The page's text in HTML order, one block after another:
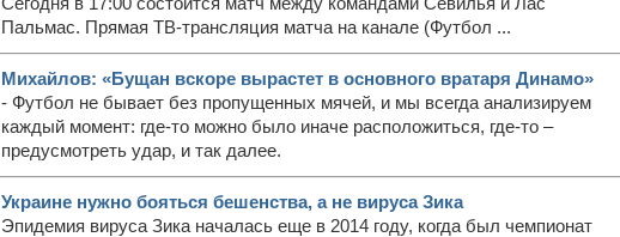
Сегодня в 17:00 состоится матч между командами Севилья и Лас
Пальмас. Прямая ТВ-трансляция матча на канале (Футбол ...
Михайлов: «Бущан вскоре вырастет в основного вратаря Динамо»
- Футбол не бывает без пропущенных мячей, и мы всегда анализируем
каждый момент: где-то можно было иначе расположиться, где-то –
предусмотреть удар, и так далее.
Украине нужно бояться бешенства, а не вируса Зика
Эпидемия вируса Зика началась еще в 2014 году, когда был чемпионат